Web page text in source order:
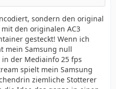
sondern den original
den originalen AC3
gesteckt! Wenn ich
mein Samsung null
der Mediainfo 25 fps
spielt mein Samsung
ziemliche Stotterer